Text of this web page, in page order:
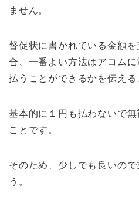
ません。
督促状に書かれている金額
合、一番よい方法はアコム
払うことができるかを伝える
基本的に１円も払わないで
ことです。
そのため、少しでも良いの
う。